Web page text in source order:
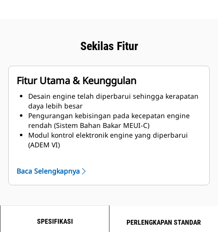
Sekilas Fitur
Fitur Utama & Keunggulan
Desain engine telah diperbarui sehingga kerapatan
daya lebih besar
Pengurangan kebisingan pada kecepatan engine
rendah (Sistem Bahan Bakar MEUI-C)
Modul kontrol elektronik engine yang diperbarui
(ADEM VI)
Sistem udara sekuensial yang dioptimalkan
memaksimalkan kinerja dan kisaran torsi
Tidak diperlukan anode zink (gunakan sistem
Baca Selengkapnya
SPESIFIKASI PERLENGKAPAN STANDAR